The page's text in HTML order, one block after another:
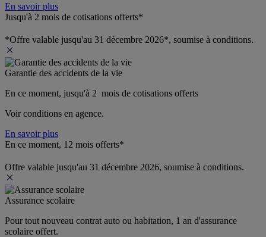
En savoir plus
Jusqu'à 2 mois de cotisations offerts*
*Offre valable jusqu'au 31 décembre 2026*, soumise à conditions.
Garantie des accidents de la vie
En ce moment, jusqu'à 2  mois de cotisations offerts
Voir conditions en agence.
En savoir plus
En ce moment, 12 mois offerts*
Offre valable jusqu'au 31 décembre 2026, soumise à conditions.
Assurance scolaire
Pour tout nouveau contrat auto ou habitation, 1 an d'assurance
scolaire offert.